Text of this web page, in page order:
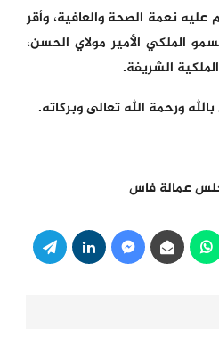
عليه نعمة الصحة والعافية، وأقر
الملكي الأمير مولاي الحسن،
الشريفة.
ورحمة الله تعالى وبركاته.
عمالة فاس